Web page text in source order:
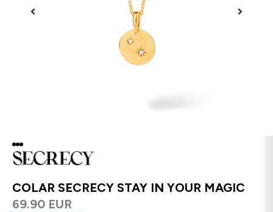
COLAR SECRECY STAY IN YOUR MAGIC
69.90 EUR